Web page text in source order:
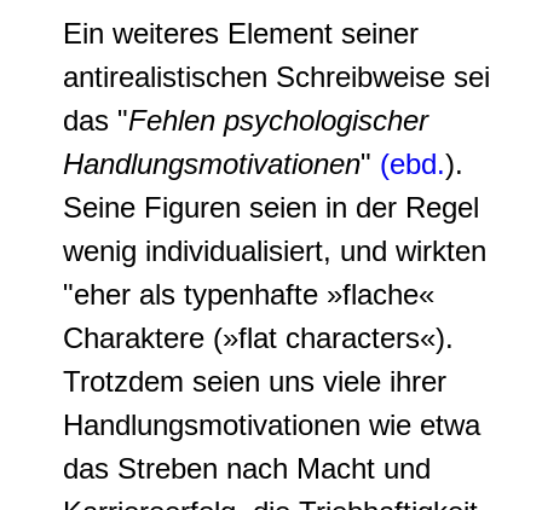
Ein weiteres Element seiner
antirealistischen Schreibweise sei
das "Fehlen psychologischer
Handlungsmotivationen" (ebd.).
Seine Figuren seien in der Regel
wenig individualisiert, und wirkten
"eher als typenhafte »flache«
Charaktere (»flat characters«).
Trotzdem seien uns viele ihrer
Handlungsmotivationen wie etwa
das Streben nach Macht und